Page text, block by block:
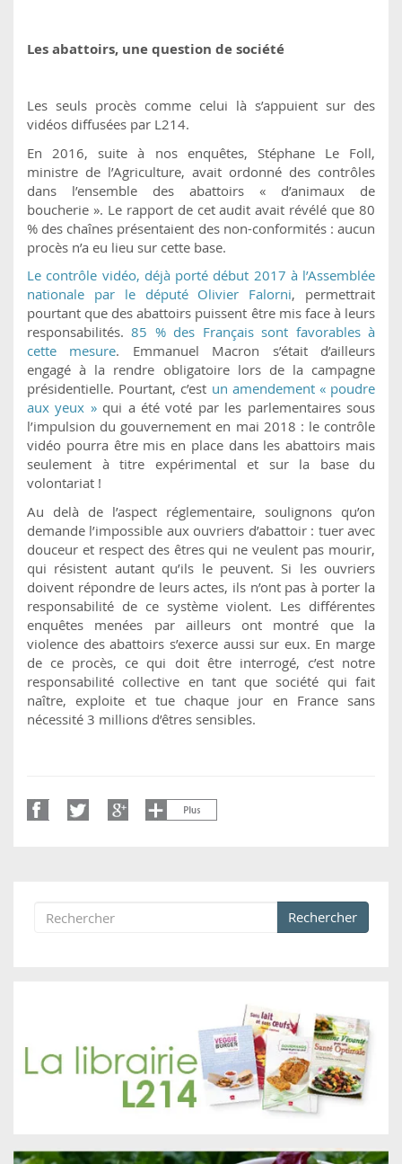
Les abattoirs, une question de société
Les seuls procès comme celui là s’appuient sur des
vidéos diffusées par L214.
En 2016, suite à nos enquêtes, Stéphane Le Foll,
ministre de l’Agriculture, avait ordonné des contrôles
dans l’ensemble des abattoirs « d’animaux de
boucherie ». Le rapport de cet audit avait révélé que 80
% des chaînes présentaient des non-conformités : aucun
procès n’a eu lieu sur cette base.
Le contrôle vidéo, déjà porté début 2017 à l’Assemblée
nationale par le député Olivier Falorni, permettrait
pourtant que des abattoirs puissent être mis face à leurs
responsabilités.85 % des Français sont favorables à
cette mesure. Emmanuel Macron s’était d’ailleurs
engagé à la rendre obligatoire lors de la campagne
présidentielle. Pourtant, c’est un amendement « poudre
aux yeux »qui a été voté par les parlementaires sous
l’impulsion du gouvernement en mai 2018 : le contrôle
vidéo pourra être mis en place dans les abattoirs mais
seulement à titre expérimental et sur la base du
volontariat !
Au delà de l’aspect réglementaire, soulignons qu’on
demande l’impossible aux ouvriers d’abattoir : tuer avec
douceur et respect des êtres qui ne veulent pas mourir,
qui résistent autant qu’ils le peuvent. Si les ouvriers
doivent répondre de leurs actes, ils n’ont pas à porter la
responsabilité de ce système violent. Les différentes
enquêtes menées par ailleurs ont montré que la
violence des abattoirs s’exerce aussi sur eux. En marge
de ce procès, ce qui doit être interrogé, c’est notre
responsabilité collective en tant que société qui fait
naître, exploite et tue chaque jour en France sans
nécessité 3 millions d’êtres sensibles.
Formulaire de recherche
Rechercher